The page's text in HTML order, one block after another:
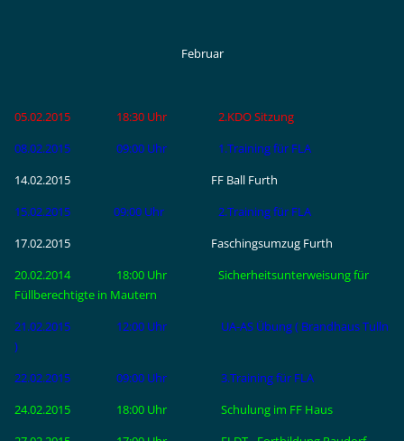
Februar
05.02.2015 18:30 Uhr 2.KDO Sitzung
08.02.2015 09:00 Uhr 1.Training für FLA
14.02.2015 FF Ball Furth
15.02.2015 09:00 Uhr 2.Training für FLA
17.02.2015 Faschingsumzug Furth
20.02.2014 18:00 Uhr Sicherheitsunterweisung für
Füllberechtigte in Mautern
21.02.2015 12:00 Uhr UA-AS Übung ( Brandhaus Tulln
)
22.02.2015 09:00 Uhr 3.Training für FLA
24.02.2015 18:00 Uhr Schulung im FF Haus